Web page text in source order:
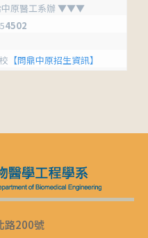
中原醫工系辦 ▼▼▼
4502
【問鼎中原招生資訊】
路200號